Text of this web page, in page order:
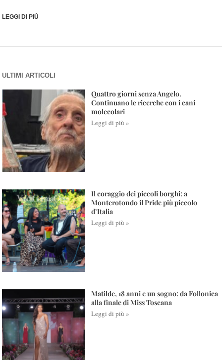
LEGGI DI PIÙ
ULTIMI ARTICOLI
Quattro giorni senza Angelo.
Continuano le ricerche con i cani
molecolari
Leggi di più »
Il coraggio dei piccoli borghi: a
Monterotondo il Pride più piccolo
d’Italia
Leggi di più »
Matilde, 18 anni e un sogno: da Follonica
alla finale di Miss Toscana
Leggi di più »